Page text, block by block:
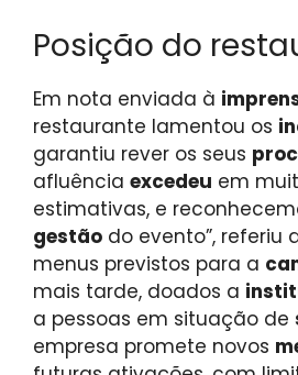
Posição do
Em nota enviada à
restaurante lamentou os
garantiu rever os seus
afluência excedeu em
estimativas, e
gestão do evento”, referiu
menus previstos para a
mais tarde, doados a
a pessoas em situação de
empresa promete novos